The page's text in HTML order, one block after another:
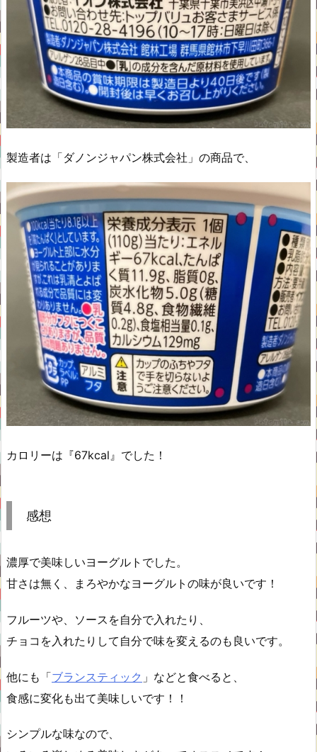
製造者は「ダノンジャパン株式会社」の商品で、
カロリーは『67kcal』でした！
感想
濃厚で美味しいヨーグルトでした。
甘さは無く、まろやかなヨーグルトの味が良いです！
フルーツや、ソースを自分で入れたり、
チョコを入れたりして自分で味を変えるのも良いです。
他にも「ブランスティック 」などと食べると、
食感に変化も出て美味しいです！！
シンプルな味なので、